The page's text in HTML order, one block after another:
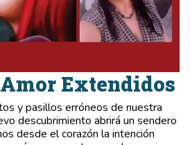
Extendidos
y pasillos erróneos de nuestra
descubrimiento abrirá un sendero
desde el corazón la intención